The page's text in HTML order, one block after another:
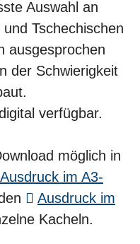
Auswahl an
Tschechischen
ausgesprochen
der Schwierigkeit
verfügbar.
möglich in
Ausdruck im A3-
Ausdruck im
Kacheln.